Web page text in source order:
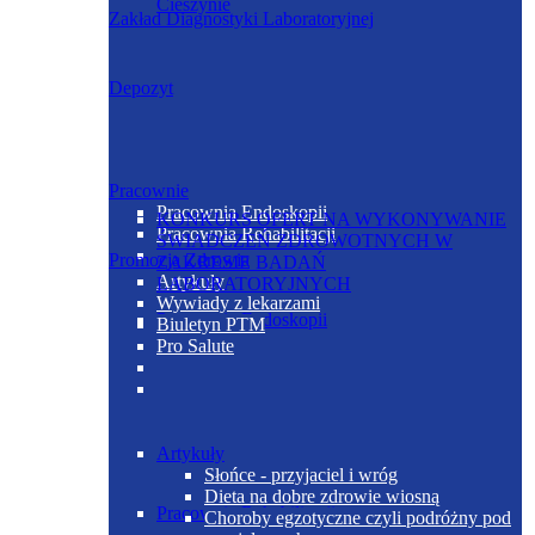
Zakład Diagnostyki Laboratoryjnej
Pracownie
Pracownia Endoskopii
Pracownia Rehabilitacji
Pracownia Endoskopii
Pracownia Rehabilitacji
Depozyt
Promocja Zdrowia
Artykuły
Wywiady z lekarzami
Biuletyn PTM
Pro Salute
Artykuły
Słońce - przyjaciel i wróg
Dieta na dobre zdrowie wiosną
Choroby egzotyczne czyli podróżny pod
Cieszynie
KONKURS OFERT NA WYKONYWANIE
ŚWIADCZEŃ ZDROWOTNYCH W
ZAKRESIE BADAŃ
LABORATORYJNYCH